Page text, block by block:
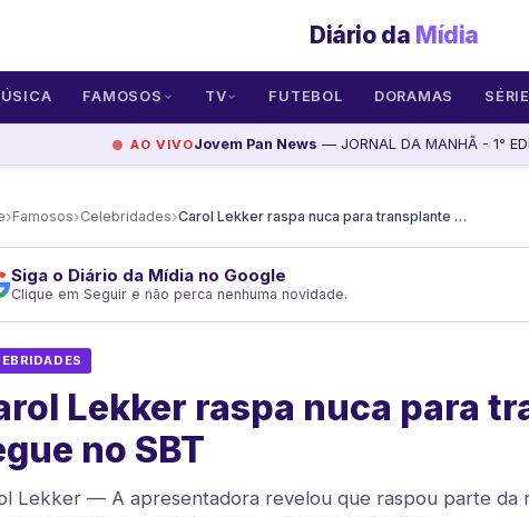
Diário da Mídia
FAMOSOS TV FUTEBOL DORAMAS
AO VIVOJovem Pan News — JORNAL DA MANHÃ - 1°
›Famosos›Celebridades› Carol Lekker raspa nuca para transplante e segue no SBT
Siga o Diário da Mídia no Google
Clique em Seguir e não perca nenhuma novidade.
Lekker raspa nuca para
no SBT
Lekker — A apresentadora revelou que raspou parte da